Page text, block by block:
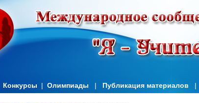
Конкурсы | Олимпиады | Публикация материалов |